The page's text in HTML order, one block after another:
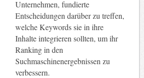
Unternehmen, fundierte
Entscheidungen darüber zu treffen,
welche Keywords sie in ihre
Inhalte integrieren sollten, um ihr
Ranking in den
Suchmaschinenergebnissen zu
verbessern.